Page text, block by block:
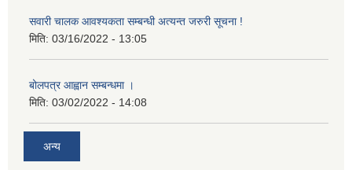
सवारी चालक आवश्यकता सम्बन्धी अत्यन्त जरुरी सूचना !
मिति: 03/16/2022 - 13:05
बोलपत्र आह्वान सम्बन्धमा ।
मिति: 03/02/2022 - 14:08
अन्य